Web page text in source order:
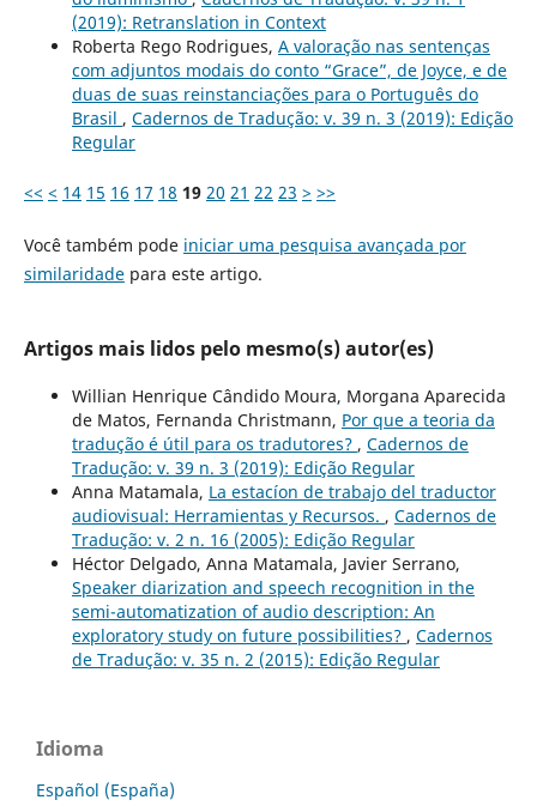
(2019): Retranslation in Context
Roberta Rego Rodrigues, A valoração nas sentenças
com adjuntos modais do conto “Grace”, de Joyce, e de
duas de suas reinstanciações para o Português do
Brasil , Cadernos de Tradução: v. 39 n. 3 (2019): Edição
Regular
<< < 14 15 16 17 18 19 20 21 22 23 > >>
Você também pode iniciar uma pesquisa avançada por
similaridadepara este artigo.
Artigos mais lidos pelo mesmo(s) autor(es)
Willian Henrique Cândido Moura, Morgana Aparecida
de Matos, Fernanda Christmann, Por que a teoria da
tradução é útil para os tradutores? , Cadernos de
Tradução: v. 39 n. 3 (2019): Edição Regular
Anna Matamala, La estacíon de trabajo del traductor
audiovisual: Herramientas y Recursos. , Cadernos de
Tradução: v. 2 n. 16 (2005): Edição Regular
Héctor Delgado, Anna Matamala, Javier Serrano,
Speaker diarization and speech recognition in the
semi-automatization of audio description: An
exploratory study on future possibilities? , Cadernos
de Tradução: v. 35 n. 2 (2015): Edição Regular
Idioma
Español (España)